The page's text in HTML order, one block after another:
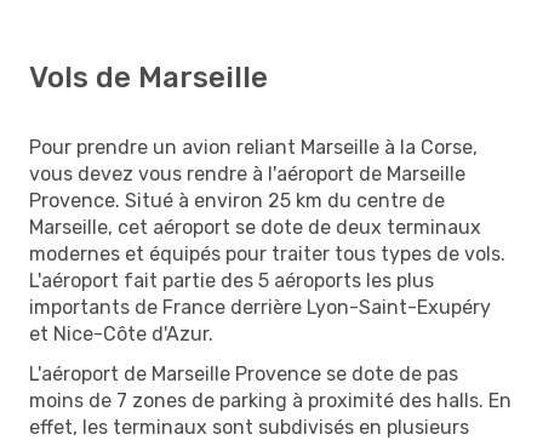
Vols de Marseille
Pour prendre un avion reliant Marseille à la Corse,
vous devez vous rendre à l'aéroport de Marseille
Provence. Situé à environ 25 km du centre de
Marseille, cet aéroport se dote de deux terminaux
modernes et équipés pour traiter tous types de vols.
L'aéroport fait partie des 5 aéroports les plus
importants de France derrière Lyon-Saint-Exupéry
et Nice-Côte d'Azur.
L'aéroport de Marseille Provence se dote de pas
moins de 7 zones de parking à proximité des halls. En
effet, les terminaux sont subdivisés en plusieurs